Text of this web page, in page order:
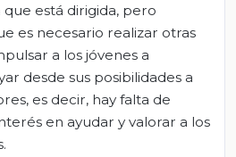
está dirigida, pero
es necesario realizar otras
a los jóvenes a
desde sus posibilidades a
es decir, hay falta de
en ayudar y valorar a los